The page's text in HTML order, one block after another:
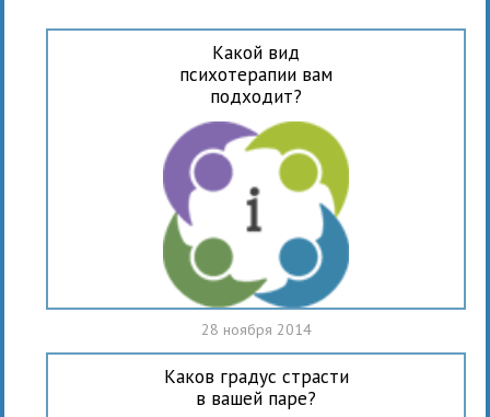
Какой вид
психотерапии вам
подходит?
28 ноября 2014
Каков градус страсти
в вашей паре?